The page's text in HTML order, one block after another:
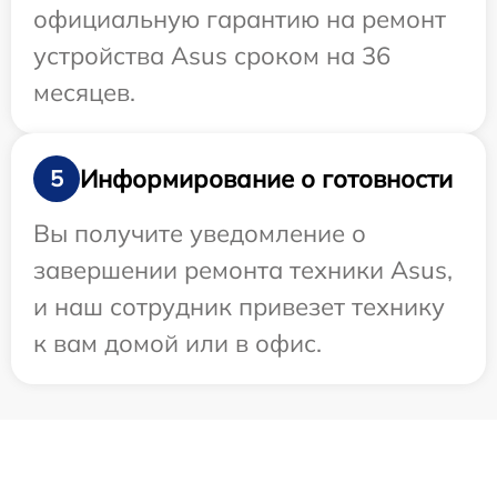
официальную гарантию на ремонт
устройства Asus сроком на 36
месяцев.
5
Информирование о готовности
Вы получите уведомление о
завершении ремонта техники Asus,
и наш сотрудник привезет технику
к вам домой или в офис.